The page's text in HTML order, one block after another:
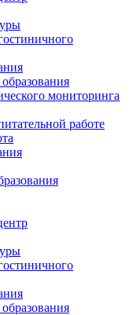
мониторинга
работе